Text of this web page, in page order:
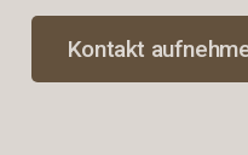
Kontakt